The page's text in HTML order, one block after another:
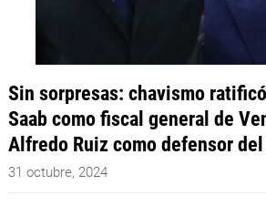
Sin sorpresas: chavismo
Saab como fiscal general de
Alfredo Ruiz como defensor
31 octubre, 2024